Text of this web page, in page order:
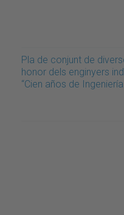
Pla de conjunt de
honor dels enginyers
“Cien años de